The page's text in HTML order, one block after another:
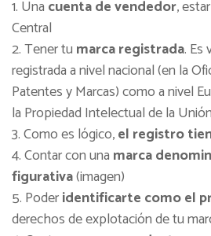
Una cuenta de vendedor,
Central
Tener tu marca registrada. Es
registrada a nivel nacional (en la
Patentes y Marcas) como a nivel
la Propiedad Intelectual de la
Como es lógico,el registro
Contar con una marca
figurativa(imagen)
Poderidentificarte como el
derechos de explotación de tu